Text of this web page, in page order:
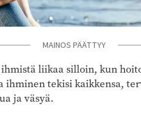
MAINOS PÄÄTTYY
liikaa silloin, kun
tekisi kaikkensa,
ja väsyä.